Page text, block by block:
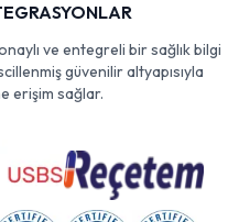
ve entegreli bir sağlık bilgi
güvenilir altyapısıyla
erişim sağlar.